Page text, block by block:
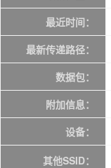
最近时间：
最新传递路径：
数据包：
附加信息：
设备：
其他SSID：